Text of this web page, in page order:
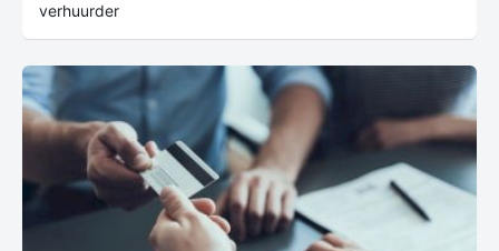
verhuurder